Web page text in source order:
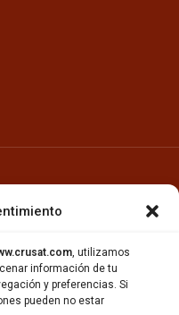
, utilizamos
información de tu
y preferencias. Si
pueden no estar